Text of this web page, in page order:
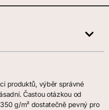
produktů, výběr správné
Častou otázkou od
g/m² dostatečně pevný pro